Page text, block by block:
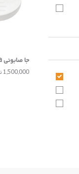
جا صابونی Umbra
1,500,000 تومان